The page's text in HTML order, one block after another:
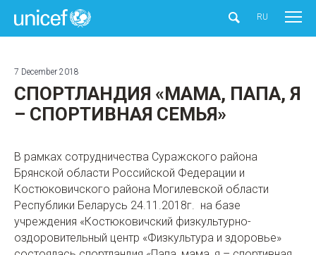
UNICEF RU
7 December 2018
СПОРТЛАНДИЯ «МАМА, ПАПА, Я
– СПОРТИВНАЯ СЕМЬЯ»
В рамках сотрудничества Суражского района
Брянской области Российской Федерации и
Костюковичского района Могилевской области
Республики Беларусь 24.11.2018г. на базе
учреждения «Костюковичский физкультурно-
оздоровительный центр «Физкультура и здоровье»